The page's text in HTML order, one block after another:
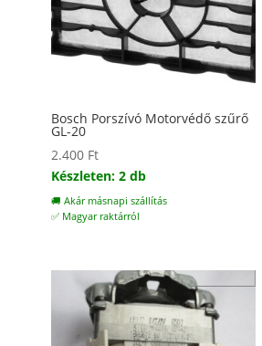
Bosch Porszívó Motorvédő szűrő
GL-20
2.400 Ft
Készleten: 2 db
🚚 Akár másnapi szállítás
✅ Magyar raktárról